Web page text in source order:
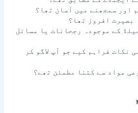
اور سمجھنے میں آسان تھا؟
بصیرت افروز تھا؟
کے موجودہ رجحانات یا مسائل
نکات فراہم کیے جو آپ لاگو کر
مواد سے کتنا مطمئن تھے؟